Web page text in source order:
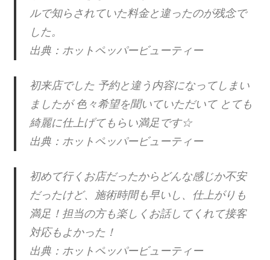
ルで知らされていた料金と違ったのが残念で
した。
出典：ホットペッパービューティー
初来店でした 予約と違う内容になってしまい
ましたが 色々希望を聞いていただいて とても
綺麗に仕上げてもらい満足です☆
出典：ホットペッパービューティー
初めて行くお店だったからどんな感じか不安
だったけど、施術時間も早いし、仕上がりも
満足！担当の方も楽しくお話してくれて接客
対応もよかった！
出典：ホットペッパービューティー